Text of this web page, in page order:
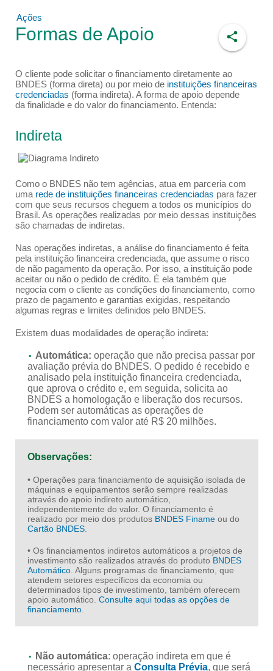
Ações
Formas de Apoio
O cliente pode solicitar o financiamento diretamente ao
BNDES (forma direta) ou por meio de instituições financeiras
credenciadas (forma indireta). A forma de apoio depende
da finalidade e do valor do financiamento. Entenda:
Veja como solicitar
Indireta
Como o BNDES não tem agências, atua em parceria com
uma rede de instituições financeiras credenciadas para fazer
com que seus recursos cheguem a todos os municípios do
Brasil. As operações realizadas por meio dessas instituições
são chamadas de indiretas.
Nas operações indiretas, a análise do financiamento é feita
pela instituição financeira credenciada, que assume o risco
de não pagamento da operação. Por isso, a instituição pode
aceitar ou não o pedido de crédito. É ela também que
negocia com o cliente as condições do financiamento, como
prazo de pagamento e garantias exigidas, respeitando
algumas regras e limites definidos pelo BNDES.
Existem duas modalidades de operação indireta:
Automática: operação que não precisa passar por
avaliação prévia do BNDES. O pedido é recebido e
analisado pela instituição financeira credenciada,
que aprova o crédito e, em seguida, solicita ao
BNDES a homologação e liberação dos recursos.
Podem ser automáticas as operações de
financiamento com valor até R$ 20 milhões.
Observações:
• Operações para financiamento de aquisição isolada de
máquinas e equipamentos serão sempre realizadas
através do apoio indireto automático,
independentemente do valor. O financiamento é
realizado por meio dos produtos BNDES Finameou do
Cartão BNDES.
• Os financiamentos indiretos automáticos a projetos de
investimento são realizados através do produto BNDES
Automático. Alguns programas de financiamento, que
atendem setores específicos da economia ou
determinados tipos de investimento, também oferecem
apoio automático. Consulte aqui todas as opções de
financiamento.
Não automática: operação indireta em que é
necessário apresentar a Consulta Prévia, que será